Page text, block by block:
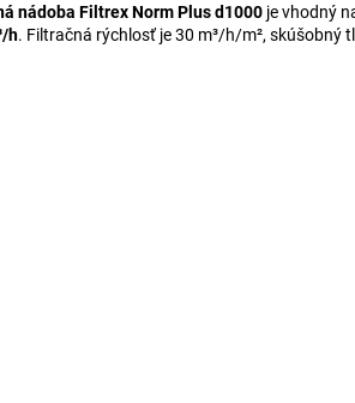
nádoba Filtrex Norm Plus d1000 je vhodný
h. Filtračná rýchlosť je 30 m³/h/m², skúšobný